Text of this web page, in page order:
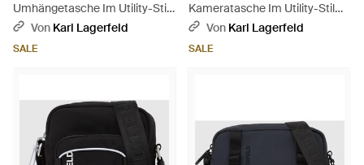
Umhängetasche Im Utility-Stil
Mit Kordelzug, Herren, Größe -
Von Karl Lagerfeld
SALE
Kameratasche Im Utility-Stil
Mit Kordelzug, Herren, Größe -
Von Karl Lagerfeld
SALE